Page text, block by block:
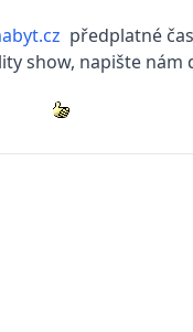
předplatné
show, napište nám